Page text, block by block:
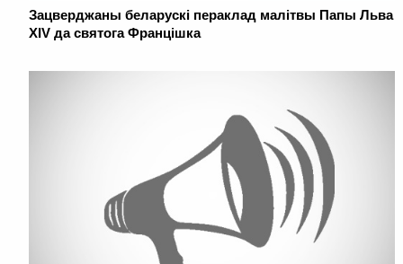
Зацверджаны беларускі пераклад малітвы Папы Льва
XIV да святога Францішка